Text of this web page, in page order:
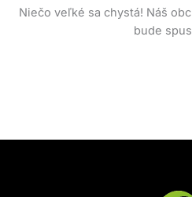
Niečo veľké sa chystá! Náš
bude